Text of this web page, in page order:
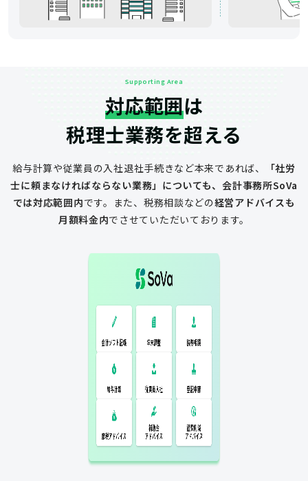
Supporting Area
対応範囲は
税理士業務を超える
給与計算や従業員の入社退社手続きなど本来であれば、
「社労
士に頼まなければならない業務」についても、会計事務所SoVa
では対応範囲内です。 また、税務相談などの経営アドバイスも
月額料金内でさせていただいております。
一般的な税理士
会計ソフト記
年末調整
年末調整
従業員入社
補助金
アドバイス